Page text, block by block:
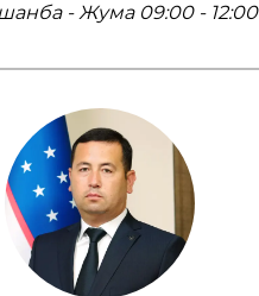
- Жума 09:00 - 12:00